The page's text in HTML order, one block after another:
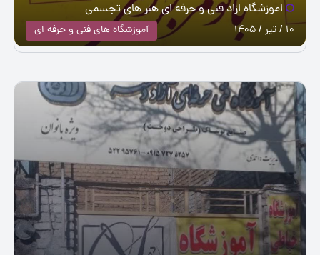
اموزشگاه ازاد فنی و حرفه ای هنر های تجسمی
آموزشگاه های فنی و حرفه ای 10 / تیر / 1405